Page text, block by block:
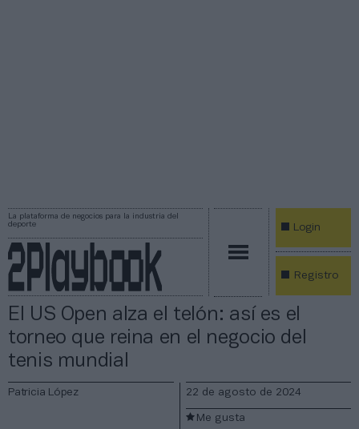
La plataforma de negocios para la industria del
deporte
Login
Registro
El US Open alza el telón: así es el
torneo que reina en el negocio del
tenis mundial
Patricia López 22 de agosto de 2024
Me gusta